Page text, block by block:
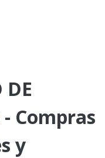
Compras
y